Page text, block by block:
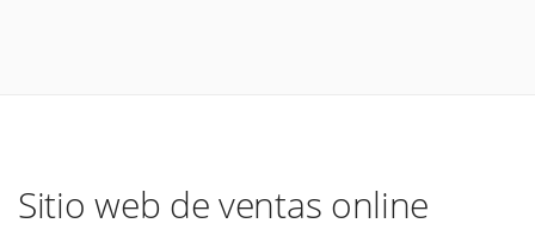
Sitio web de ventas online